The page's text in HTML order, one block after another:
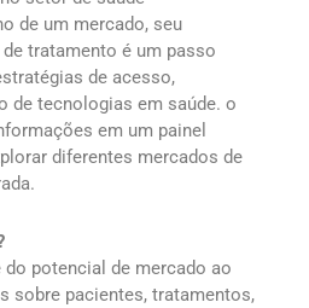
de um mercado, seu
tratamento é um passo
de acesso,
de tecnologias em saúde. o
em um painel
diferentes mercados de
potencial de mercado ao
sobre pacientes, tratamentos,